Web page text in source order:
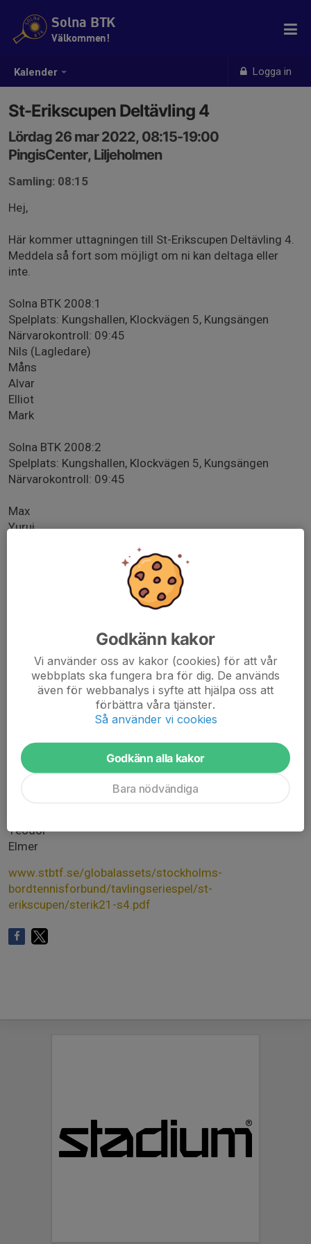
Kalender Logga in
Solna BTK
Välkommen!
St-Erikscupen Deltävling 4
Lördag 26 mar 2022, 08:15-19:00
PingisCenter, Liljeholmen
Samling: 08:15
Hej,
Här kommer uttagningen till St-Erikscupen Deltävling 4.
Meddela så fort som möjligt om ni kan deltaga eller
inte.
Solna BTK 2008:1
Spelplats: Kungshallen, Klockvägen 5, Kungsängen
Närvarokontroll: 09:45
Nils (Lagledare)
Måns
Alvar
Elliot
Mark
Solna BTK 2008:2
Spelplats: Kungshallen, Klockvägen 5, Kungsängen
Närvarokontroll: 09:45
Max
Yurui
Spelplats: PingisCenter, Liljeholmen
Håkan (Lagledare)
Hengrui
Spelplats: PingisCenter, Liljeholmen
Närvarokontroll 08:15
Teodor
Elmer
www.stbtf.se/globalassets/stockholms-
bordtennisforbund/tavlingseriespel/st-
erikscupen/sterik21-s4.pdf
Godkänn kakor
Vi använder oss av kakor (cookies) för att vår
webbplats ska fungera bra för dig. De används
även för webbanalys i syfte att hjälpa oss att
förbättra våra tjänster.
Så använder vi cookies
Godkänn alla kakor
Bara nödvändiga